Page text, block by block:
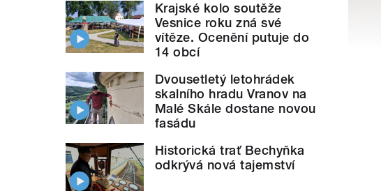
Krajské kolo soutěže
Vesnice roku zná své
vítěze. Ocenění putuje do
14 obcí
Dvousetletý letohrádek
skalního hradu Vranov na
Malé Skále dostane novou
fasádu
Historická trať Bechyňka
odkrývá nová tajemství